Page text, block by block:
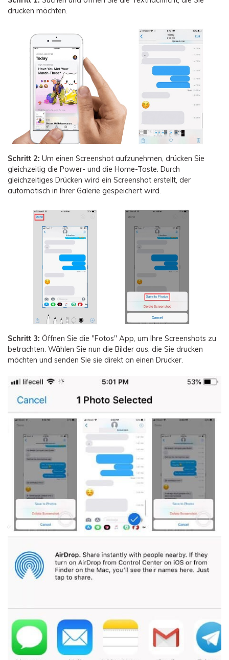
drucken möchten.
Schritt 2: Um einen Screenshot aufzunehmen, drücken Sie
gleichzeitig die Power- und die Home-Taste. Durch
gleichzeitiges Drücken wird ein Screenshot erstellt, der
automatisch in Ihrer Galerie gespeichert wird.
Schritt 3: Öffnen Sie die "Fotos" App, um Ihre Screenshots zu
betrachten. Wählen Sie nun die Bilder aus, die Sie drucken
möchten und senden Sie sie direkt an einen Drucker.